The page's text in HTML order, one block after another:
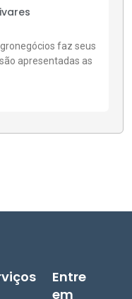
faz seus
apresentadas as
Entre
em